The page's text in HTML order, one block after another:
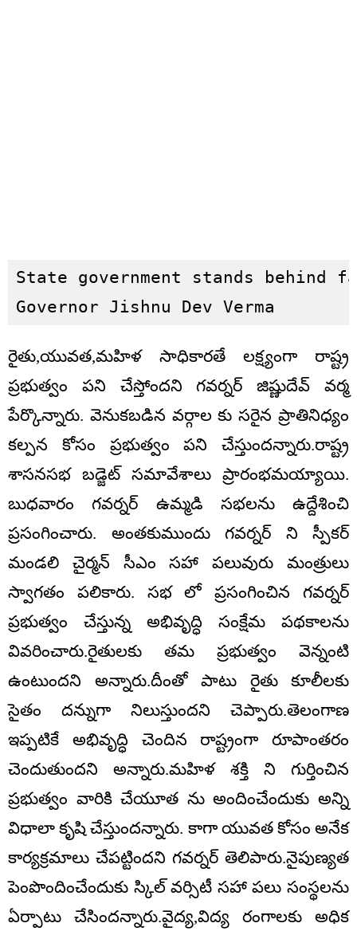
State government stands behind
Governor Jishnu Dev Verma
రైతు,యువత,మహిళ సాధికారతే లక్ష్యంగా రాష్ట్ర
ప్రభుత్వం పని చేస్తోందని గవర్నర్ జిష్ణుదేవ్ వర్మ
పేర్కొన్నారు. వెనుకబడిన వర్గాల కు సరైన ప్రాతినిధ్యం
కల్పన కోసం ప్రభుత్వం పని చేస్తుందన్నారు.రాష్ట్ర
శాసనసభ బడ్జెట్ సమావేశాలు ప్రారంభమయ్యాయి.
బుధవారం గవర్నర్ ఉమ్మడి సభలను ఉద్దేశించి
ప్రసంగించారు. అంతకుముందు గవర్నర్ ని స్పీకర్
మండలి చైర్మన్ సీఎం సహా పలువురు మంత్రులు
స్వాగతం పలికారు. సభ లో ప్రసంగించిన గవర్నర్
ప్రభుత్వం చేస్తున్న అభివృద్ధి సంక్షేమ పథకాలను
వివరించారు.రైతులకు తమ ప్రభుత్వం వెన్నంటి
ఉంటుందని అన్నారు.దీంతో పాటు రైతు కూలీలకు
సైతం దన్నుగా నిలుస్తుందని చెప్పారు.తెలంగాణ
ఇప్పటికే అభివృద్ధి చెందిన రాష్ట్రంగా రూపాంతరం
చెందుతుందని అన్నారు.మహిళ శక్తి ని గుర్తించిన
ప్రభుత్వం వారికి చేయూత ను అందించేందుకు అన్ని
విధాలా కృషి చేస్తుందన్నారు. కాగా యువత కోసం అనేక
కార్యక్రమాలు చేపట్టిందని గవర్నర్ తెలిపారు.నైపుణ్యత
పెంపొందించేందుకు స్కిల్ వర్సిటీ సహా పలు సంస్థలను
ఏర్పాటు చేసిందన్నారు.వైద్య,విద్య రంగాలకు అధిక